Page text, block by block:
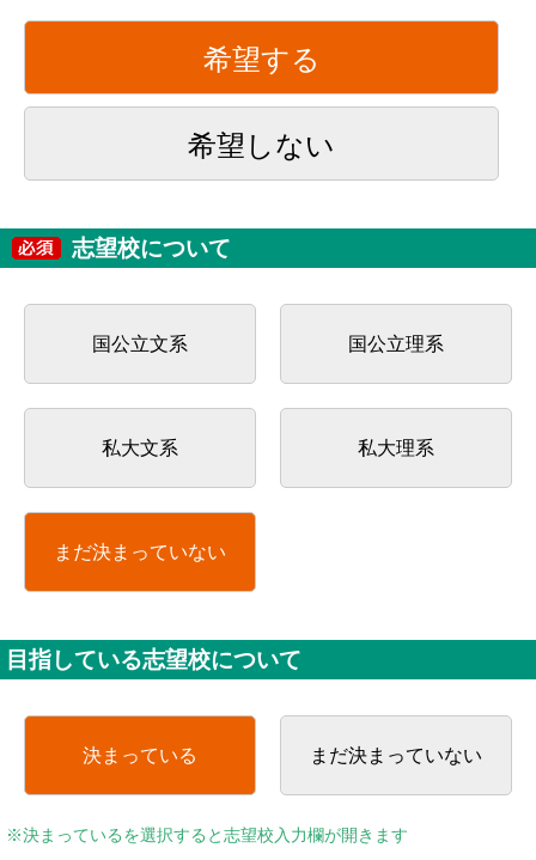
希望する
希望しない
志望校について
国公立文系 国公立理系
私大文系 私大理系
まだ決まっていない
目指している志望校について
決まっている まだ決まっていない
※決まっているを選択すると志望校入力欄が開きます